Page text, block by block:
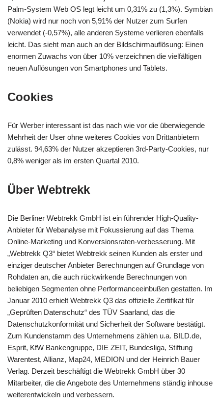
Palm-System Web OS legt leicht um 0,31% zu (1,3%). Symbian
(Nokia) wird nur noch von 5,91% der Nutzer zum Surfen
verwendet (-0,57%), alle anderen Systeme verlieren ebenfalls
leicht. Das sieht man auch an der Bildschirmauflösung: Einen
enormen Zuwachs von über 10% verzeichnen die vielfältigen
neuen Auflösungen von Smartphones und Tablets.
Cookies
Für Werber interessant ist das nach wie vor die überwiegende
Mehrheit der User ohne weiteres Cookies von Drittanbietern
zulässt. 94,63% der Nutzer akzeptieren 3rd-Party-Cookies, nur
0,8% weniger als im ersten Quartal 2010.
Über Webtrekk
Die Berliner Webtrekk GmbH ist ein führender High-Quality-
Anbieter für Webanalyse mit Fokussierung auf das Thema
Online-Marketing und Konversionsraten-verbesserung. Mit
„Webtrekk Q3“ bietet Webtrekk seinen Kunden als erster und
einziger deutscher Anbieter Berechnungen auf Grundlage von
Rohdaten an, die auch rückwirkende Berechnungen von
beliebigen Segmenten ohne Performanceeinbußen gestatten. Im
Januar 2010 erhielt Webtrekk Q3 das offizielle Zertifikat für
„Geprüften Datenschutz“ des TÜV Saarland, das die
Datenschutzkonformität und Sicherheit der Software bestätigt.
Zum Kundenstamm des Unternehmens zählen u.a. BILD.de,
Esprit, KfW Bankengruppe, DIE ZEIT, Bundesliga, Stiftung
Warentest, Allianz, Map24, MEDION und der Heinrich Bauer
Verlag. Derzeit beschäftigt die Webtrekk GmbH über 30
Mitarbeiter, die die Angebote des Unternehmens ständig inhouse
weiterentwickeln und verbessern.